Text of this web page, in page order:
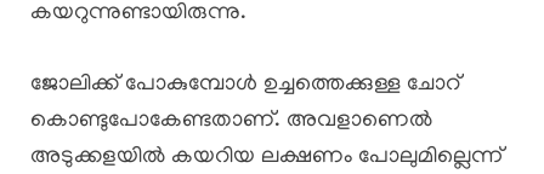
കയറുന്നുണ്ടായിരുന്നു.
ജോലിക്ക് പോകുമ്പോൾ ഉച്ചത്തെക്കുള്ള ചോറ്
കൊണ്ടുപോകേണ്ടതാണ്. അവളാണെൽ
അടുക്കളയിൽ കയറിയ ലക്ഷണം പോലുമില്ലെന്ന്